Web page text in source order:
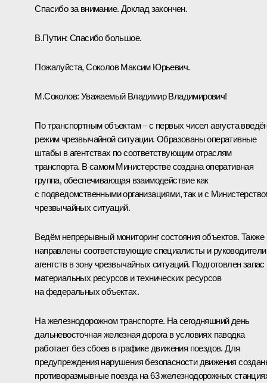
Спасибо за внимание. Доклад закончен.
В.Путин: Спасибо большое.
Пожалуйста, Соколов Максим Юрьевич.
М.Соколов: Уважаемый Владимир Владимирович!
По транспортным объектам – с первых чисел августа
режим чрезвычайной ситуации. Образованы оперативные
штабы в агентствах по соответствующим отраслям
транспорта. В самом Министерстве создана оперативная
группа, обеспечивающая взаимодействие как
с подведомственными организациями, так и с
чрезвычайных ситуаций.
Ведём непрерывный мониторинг состояния объектов. Также
направлены соответствующие специалисты и руководители
агентств в зону чрезвычайных ситуаций. Подготовлен запас
материальных ресурсов и технических ресурсов
на федеральных объектах.
На железнодорожном транспорте. На сегодняшний день
дальневосточная железная дорога в условиях паводка
работает без сбоев в графике движения поездов. Для
предупреждения нарушения безопасности движения
противоразмывные поезда на 63 железнодорожных